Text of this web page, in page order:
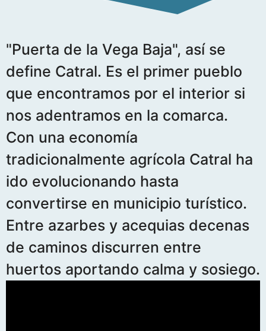
"Puerta de la Vega Baja", así se
define Catral. Es el primer pueblo
que encontramos por el interior si
nos adentramos en la comarca.
Con una economía
tradicionalmente agrícola Catral ha
ido evolucionando hasta
convertirse en municipio turístico.
Entre azarbes y acequias decenas
de caminos discurren entre
huertos aportando calma y sosiego.